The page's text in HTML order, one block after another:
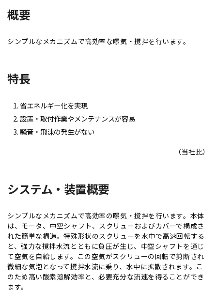
概要
シンプルなメカニズムで高効率な曝気・撹拌を行います。
特長
省エネルギー化を実現
設置・取付作業やメンテナンスが容易
騒音・飛沫の発生がない
（当社比）
システム・装置概要
シンプルなメカニズムで高効率の曝気・撹拌を行います。本体
は、モータ、中空シャフト、スクリューおよびカバーで構成さ
れた簡単な構造。特殊形状のスクリューを水中で高速回転する
と、強力な撹拌水流とともに負圧が生じ、中空シャフトを通じ
て空気を自給します。この空気がスクリューの回転で剪断され
微細な気泡となって撹拌水流に乗り、水中に拡散されます。こ
のため高い酸素溶解効率と、必要充分な流速を得ることができ
ます。